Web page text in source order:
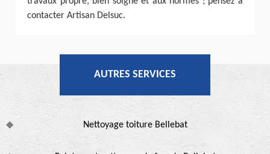
contacter Artisan Delsuc.
AUTRES SERVICES
Nettoyage toiture Bellebat